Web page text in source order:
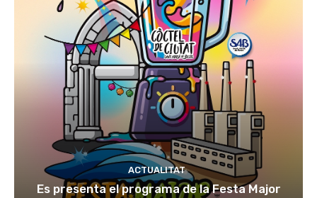
ACTUALITAT
Es presenta el programa de la Festa Major